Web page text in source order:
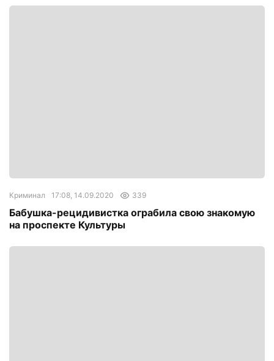
Криминал 17:08, 14.09.2020 339
Бабушка-рецидивистка ограбила свою знакомую
на проспекте Культуры